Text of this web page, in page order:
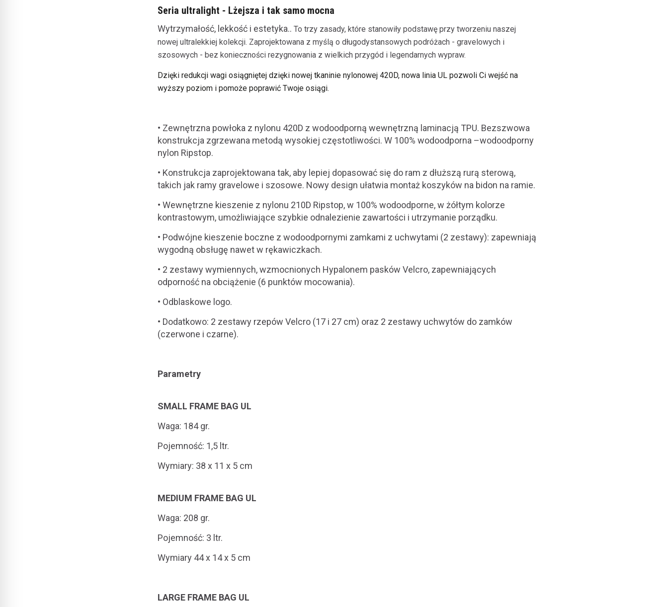
Seria ultralight - Lżejsza i tak samo mocna
Wytrzymałość, lekkość i estetyka.. To trzy zasady, które stanowiły podstawę przy tworzeniu naszej
nowej ultralekkiej kolekcji. Zaprojektowana z myślą o długodystansowych podróżach - gravelowych i
szosowych - bez konieczności rezygnowania z wielkich przygód i legendarnych wypraw.
Dzięki redukcji wagi osiągniętej dzięki nowej tkaninie nylonowej 420D, nowa linia UL pozwoli Ci wejść na
wyższy poziom i pomoże poprawić Twoje osiągi.
• Zewnętrzna powłoka z nylonu 420D z wodoodporną wewnętrzną laminacją TPU. Bezszwowa
konstrukcja zgrzewana metodą wysokiej częstotliwości. W 100% wodoodporna –wodoodporny
nylon Ripstop.
• Konstrukcja zaprojektowana tak, aby lepiej dopasować się do ram z dłuższą rurą sterową,
takich jak ramy gravelowe i szosowe. Nowy design ułatwia montaż koszyków na bidon na ramie.
• Wewnętrzne kieszenie z nylonu 210D Ripstop, w 100% wodoodporne, w żółtym kolorze
kontrastowym, umożliwiające szybkie odnalezienie zawartości i utrzymanie porządku.
• Podwójne kieszenie boczne z wodoodpornymi zamkami z uchwytami (2 zestawy): zapewniają
wygodną obsługę nawet w rękawiczkach.
• 2 zestawy wymiennych, wzmocnionych Hypalonem pasków Velcro, zapewniających
odporność na obciążenie (6 punktów mocowania).
• Odblaskowe logo.
• Dodatkowo: 2 zestawy rzepów Velcro (17 i 27 cm) oraz 2 zestawy uchwytów do zamków
(czerwone i czarne).
Parametry
SMALL FRAME BAG UL
Waga: 184 gr.
Pojemność: 1,5 ltr.
Wymiary: 38 x 11 x 5 cm
MEDIUM FRAME BAG UL
Waga: 208 gr.
Pojemność: 3 ltr.
Wymiary 44 x 14 x 5 cm
LARGE FRAME BAG UL